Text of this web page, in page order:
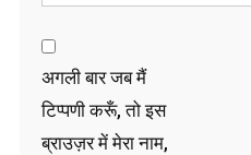
अगली बार जब मैं
टिप्पणी करूँ, तो इस
ब्राउज़र में मेरा नाम,